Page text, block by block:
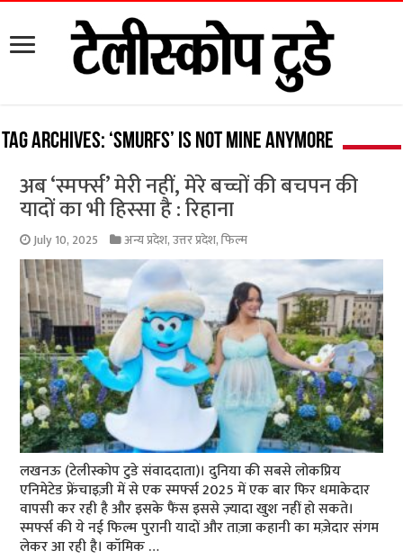
Tag Archives: ‘Smurfs’ is not mine anymore
अब ‘स्मर्फ्स’ मेरी नहीं, मेरे बच्चों की बचपन की
यादों का भी हिस्सा है : रिहाना
July 10, 2025 अन्य प्रदेश,उत्तर प्रदेश,फिल्म
लखनऊ (टेलीस्कोप टुडे संवाददाता)। दुनिया की सबसे लोकप्रिय
एनिमेटेड फ्रेंचाइज़ी में से एक स्मर्फ्स 2025 में एक बार फिर धमाकेदार
वापसी कर रही है और इसके फैंस इससे ज़्यादा खुश नहीं हो सकते।
स्मर्फ्स की ये नई फिल्म पुरानी यादों और ताज़ा कहानी का मज़ेदार संगम
लेकर आ रही है। कॉमिक …